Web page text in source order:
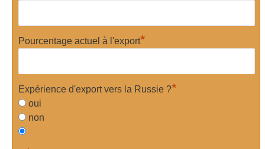
Pourcentage actuel à l'export*
Expérience d'export vers la Russie ?*
oui
non